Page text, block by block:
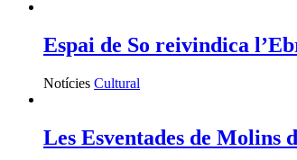
Espai de So reivindica
Notícies Cultural
Les Esventades de Molins